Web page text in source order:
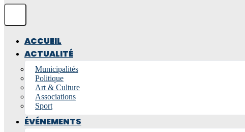
ACCUEIL
ACTUALITÉ
Municipalités
Politique
Art & Culture
Associations
Sport
ÉVÉNEMENTS